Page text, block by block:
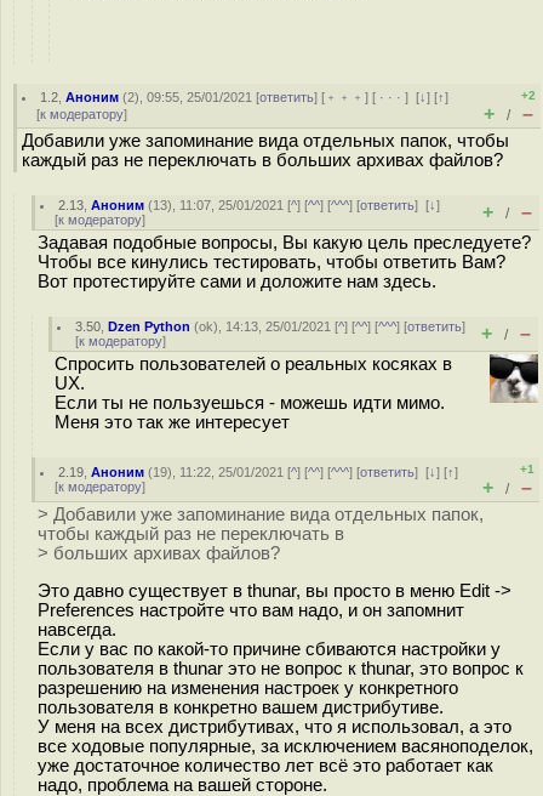
1.2 ,Аноним (2), 09:55, 25/01/2021 [ответить] [ ﹢﹢﹢] [ · · ·][↓] [↑]
[к модератору]
+2
+ / –
Добавили уже запоминание вида отдельных папок, чтобы
каждый раз не переключать в больших архивах файлов?
2.13 ,Аноним (13), 11:07, 25/01/2021 [^] [^^] [^^^] [ответить][↓]
[к модератору] + / –
Задавая подобные вопросы, Вы какую цель преследуете?
Чтобы все кинулись тестировать, чтобы ответить Вам?
Вот протестируйте сами и доложите нам здесь.
3.50 ,Dzen Python (ok), 14:13, 25/01/2021 [^] [^^] [^^^] [ответить]
[к модератору] + / –
Спросить пользователей о реальных косяках в
UX.
Если ты не пользуешься - можешь идти мимо.
Меня это так же интересует
2.19 ,Аноним (19), 11:22, 25/01/2021 [^] [^^] [^^^] [ответить][↓] [↑]
[к модератору]
+1
+ / –
> Добавили уже запоминание вида отдельных папок,
чтобы каждый раз не переключать в
> больших архивах файлов?
Это давно существует в thunar, вы просто в меню Edit ->
Preferences настройте что вам надо, и он запомнит
навсегда.
Если у вас по какой-то причине сбиваются настройки у
пользователя в thunar это не вопрос к thunar, это вопрос к
разрешению на изменения настроек у конкретного
пользователя в конкретно вашем дистрибутиве.
У меня на всех дистрибутивах, что я использовал, а это
все ходовые популярные, за исключением васяноподелок,
уже достаточное количество лет всё это работает как
надо, проблема на вашей стороне.